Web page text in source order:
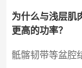
为什么与浅层肌
更高的功率？
骶髂韧带等盆腔